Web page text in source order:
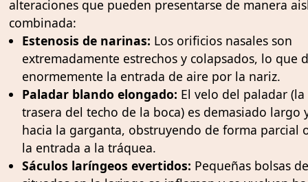
alteraciones que pueden presentarse de manera
combinada:
Estenosis de narinas: Los orificios nasales son
extremadamente estrechos y colapsados, lo que
enormemente la entrada de aire por la nariz.
Paladar blando elongado: El velo del paladar
trasera del techo de la boca) es demasiado largo
hacia la garganta, obstruyendo de forma parcial
la entrada a la tráquea.
Sáculos laríngeos evertidos: Pequeñas bolsas